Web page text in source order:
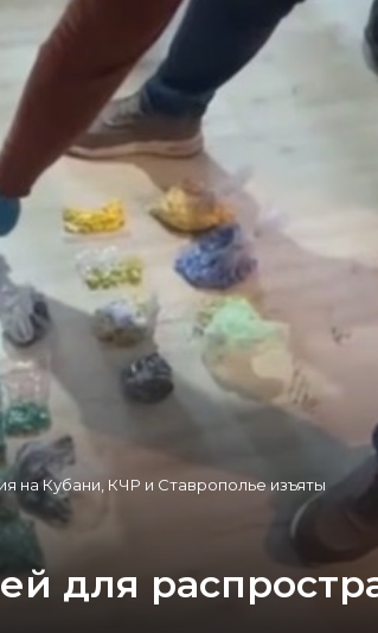
на Кубани, КЧР и Ставрополье изъяты
для